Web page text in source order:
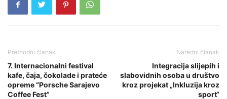
Prethodni članak
7. Internacionalni festival
kafe, čaja, čokolade i prateće
opreme “Porsche Sarajevo
Coffee Fest”
Naredni članak
Integracija slijepih i
slabovidnih osoba u društvo
kroz projekat „Inkluzija kroz
sport“